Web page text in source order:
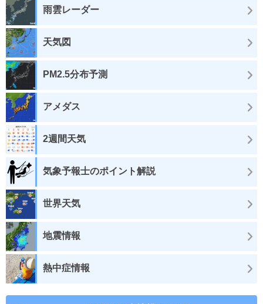
雨雲レーダー
天気図
PM2.5分布予測
アメダス
2週間天気
気象予報士のポイント解説
世界天気
地震情報
熱中症情報